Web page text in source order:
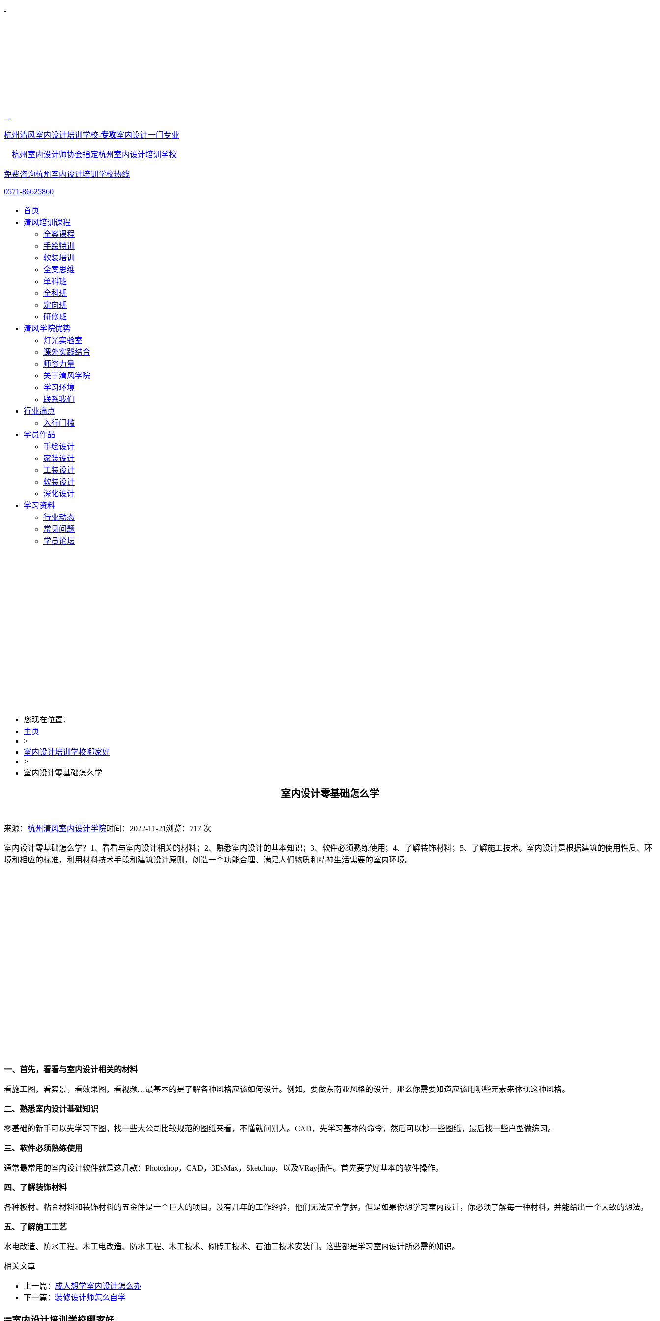
杭州清风室内设计培训学校-专攻室内设计一门专业
杭州室内设计师协会指定杭州室内设计培训学校
免费咨询杭州室内设计培训学校热线
0571-86625860
首页
清风培训课程
全案课程
手绘特训
软装培训
全案思维
单科班
全科班
定向班
研修班
清风学院优势
灯光实验室
课外实践结合
师资力量
关于清风学院
学习环境
联系我们
行业痛点
入行门槛
学员作品
手绘设计
家装设计
工装设计
软装设计
深化设计
学习资料
行业动态
常见问题
学员论坛
您现在位置：
主页
>
室内设计培训学校哪家好
>
室内设计零基础怎么学
室内设计零基础怎么学
来源： 杭州清风室内设计学院时间：2022-11-21浏览：717 次
室内设计零基础怎么学？1、看看与室内设计相关的材料；2、熟悉室内设计的基本知识；3、软件必须熟练使用；4、了解装饰材料；5、了解施工技术。室内设计是根据建筑的使用性质、环
境和相应的标准，利用材料技术手段和建筑设计原则，创造一个功能合理、满足人们物质和精神生活需要的室内环境。
一、首先，看看与室内设计相关的材料
看施工图，看实景，看效果图，看视频…最基本的是了解各种风格应该如何设计。例如，要做东南亚风格的设计，那么你需要知道应该用哪些元素来体现这种风格。
二、熟悉室内设计基础知识
零基础的新手可以先学习下图，找一些大公司比较规范的图纸来看，不懂就问别人。CAD，先学习基本的命令，然后可以抄一些图纸，最后找一些户型做练习。
三、软件必须熟练使用
通常最常用的室内设计软件就是这几款：Photoshop，CAD，3DsMax，Sketchup，以及VRay插件。首先要学好基本的软件操作。
四、了解装饰材料
各种板材、粘合材料和装饰材料的五金件是一个巨大的项目。没有几年的工作经验，他们无法完全掌握。但是如果你想学习室内设计，你必须了解每一种材料，并能给出一个大致的想法。
五、了解施工工艺
水电改造、防水工程、木工电改造、防水工程、木工技术、砌砖工技术、石油工技术安装门。这些都是学习室内设计所必需的知识。
相关文章
上一篇： 成人想学室内设计怎么办
下一篇： 装修设计师怎么自学